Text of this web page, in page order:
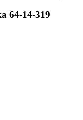
64-14-319